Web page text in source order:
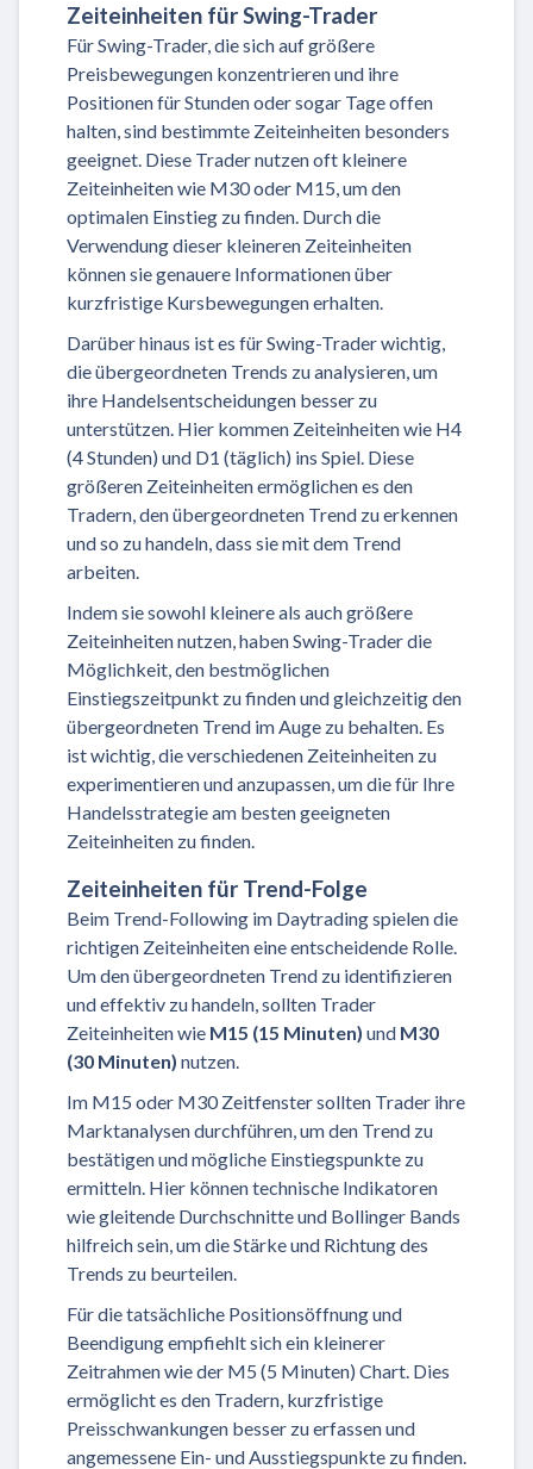
Zeiteinheiten für Swing-Trader
Für Swing-Trader, die sich auf größere
Preisbewegungen konzentrieren und ihre
Positionen für Stunden oder sogar Tage offen
halten, sind bestimmte Zeiteinheiten besonders
geeignet. Diese Trader nutzen oft kleinere
Zeiteinheiten wie M30 oder M15, um den
optimalen Einstieg zu finden. Durch die
Verwendung dieser kleineren Zeiteinheiten
können sie genauere Informationen über
kurzfristige Kursbewegungen erhalten.
Darüber hinaus ist es für Swing-Trader wichtig,
die übergeordneten Trends zu analysieren, um
ihre Handelsentscheidungen besser zu
unterstützen. Hier kommen Zeiteinheiten wie H4
(4 Stunden) und D1 (täglich) ins Spiel. Diese
größeren Zeiteinheiten ermöglichen es den
Tradern, den übergeordneten Trend zu erkennen
und so zu handeln, dass sie mit dem Trend
arbeiten.
Indem sie sowohl kleinere als auch größere
Zeiteinheiten nutzen, haben Swing-Trader die
Möglichkeit, den bestmöglichen
Einstiegszeitpunkt zu finden und gleichzeitig den
übergeordneten Trend im Auge zu behalten. Es
ist wichtig, die verschiedenen Zeiteinheiten zu
experimentieren und anzupassen, um die für Ihre
Handelsstrategie am besten geeigneten
Zeiteinheiten zu finden.
Zeiteinheiten für Trend-Folge
Beim Trend-Following im Daytrading spielen die
richtigen Zeiteinheiten eine entscheidende Rolle.
Um den übergeordneten Trend zu identifizieren
und effektiv zu handeln, sollten Trader
Zeiteinheiten wie M15 (15 Minuten) und M30
(30 Minuten) nutzen.
Im M15 oder M30 Zeitfenster sollten Trader ihre
Marktanalysen durchführen, um den Trend zu
bestätigen und mögliche Einstiegspunkte zu
ermitteln. Hier können technische Indikatoren
wie gleitende Durchschnitte und Bollinger Bands
hilfreich sein, um die Stärke und Richtung des
Trends zu beurteilen.
Für die tatsächliche Positionsöffnung und
Beendigung empfiehlt sich ein kleinerer
Zeitrahmen wie der M5 (5 Minuten) Chart. Dies
ermöglicht es den Tradern, kurzfristige
Preisschwankungen besser zu erfassen und
angemessene Ein- und Ausstiegspunkte zu finden.